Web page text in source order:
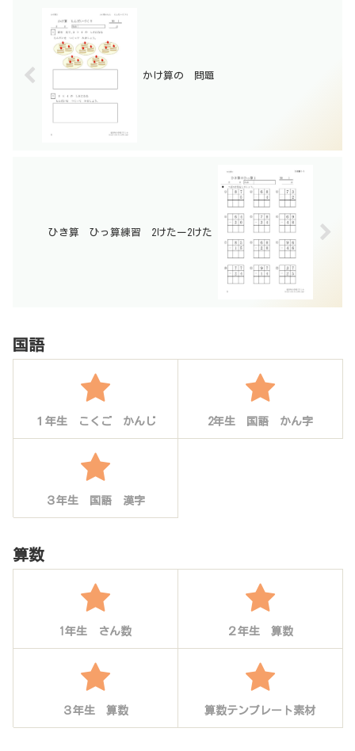
かけ算の 問題
ひき算 ひっ算練習 2けたー2けた
国語
１年生 こくご かんじ 2年生 国語 かん字
３年生 国語 漢字
算数
1年生 さん数 ２年生 算数
３年生 算数 算数テンプレート素材